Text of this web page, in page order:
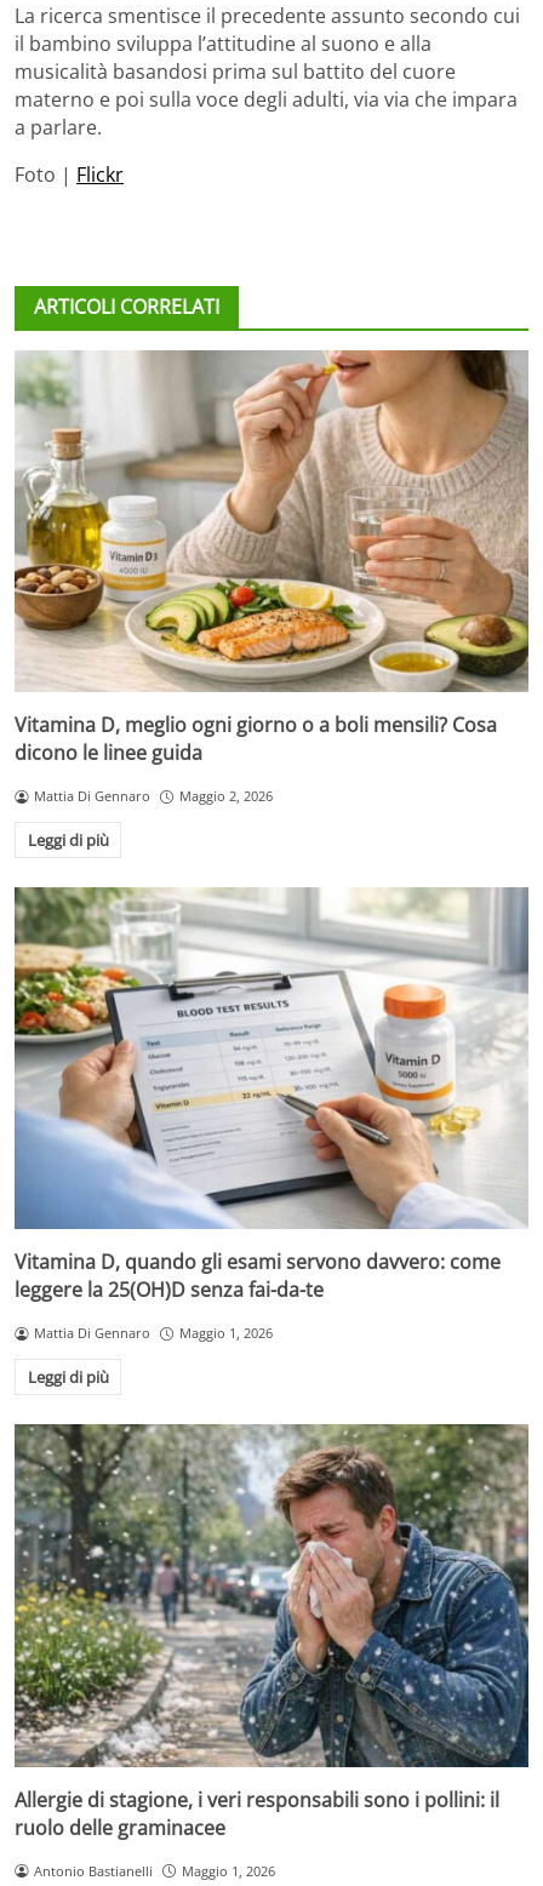
La ricerca smentisce il precedente assunto secondo cui
il bambino sviluppa l’attitudine al suono e alla
musicalità basandosi prima sul battito del cuore
materno e poi sulla voce degli adulti, via via che impara
a parlare.
Foto | Flickr
ARTICOLI CORRELATI
Vitamina D, meglio ogni giorno o a boli mensili? Cosa
dicono le linee guida
Mattia Di Gennaro Maggio 2, 2026
Leggi di più
Vitamina D, quando gli esami servono davvero: come
leggere la 25(OH)D senza fai-da-te
Mattia Di Gennaro Maggio 1, 2026
Leggi di più
Allergie di stagione, i veri responsabili sono i pollini: il
ruolo delle graminacee
Antonio Bastianelli Maggio 1, 2026